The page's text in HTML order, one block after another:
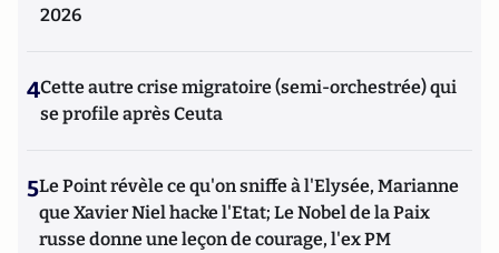
2026
4Cette autre crise migratoire (semi-orchestrée) qui
se profile après Ceuta
5Le Point révèle ce qu'on sniffe à l'Elysée, Marianne
que Xavier Niel hacke l'Etat; Le Nobel de la Paix
russe donne une leçon de courage, l'ex PM